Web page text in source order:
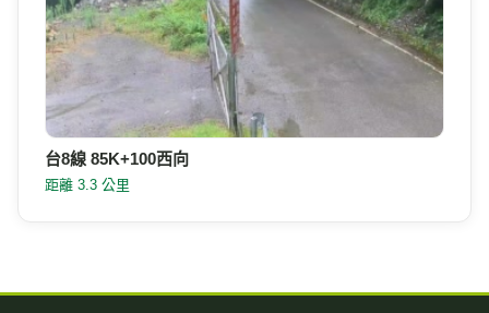
台8線 85K+100西向
距離 3.3 公里